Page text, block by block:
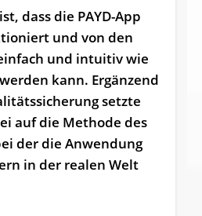
dass die PAYD-App
und von den
und intuitiv wie
kann. Ergänzend
setzte
auf die Methode des
der die Anwendung
in der realen Welt